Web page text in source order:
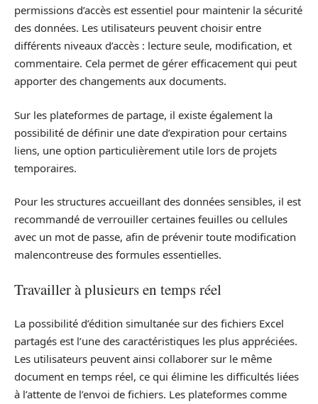
permissions d’accès est essentiel pour maintenir la sécurité
des données. Les utilisateurs peuvent choisir entre
différents niveaux d’accès : lecture seule, modification, et
commentaire. Cela permet de gérer efficacement qui peut
apporter des changements aux documents.
Sur les plateformes de partage, il existe également la
possibilité de définir une date d’expiration pour certains
liens, une option particulièrement utile lors de projets
temporaires.
Pour les structures accueillant des données sensibles, il est
recommandé de verrouiller certaines feuilles ou cellules
avec un mot de passe, afin de prévenir toute modification
malencontreuse des formules essentielles.
Travailler à plusieurs en temps réel
La possibilité d’édition simultanée sur des fichiers Excel
partagés est l’une des caractéristiques les plus appréciées.
Les utilisateurs peuvent ainsi collaborer sur le même
document en temps réel, ce qui élimine les difficultés liées
à l’attente de l’envoi de fichiers. Les plateformes comme